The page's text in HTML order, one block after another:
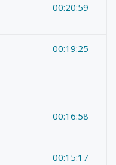
00:20:59
00:19:25
00:16:58
00:15:17